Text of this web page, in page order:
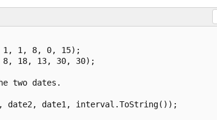
1, 1, 8, 0, 15);
8, 18, 13, 30, 30);
two dates.
date2, date1, interval.ToString());